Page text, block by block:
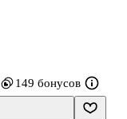
149 бонусов